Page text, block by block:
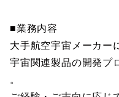
■業務内容
大手航空宇宙メーカー
宇宙関連製品の開発プ
。